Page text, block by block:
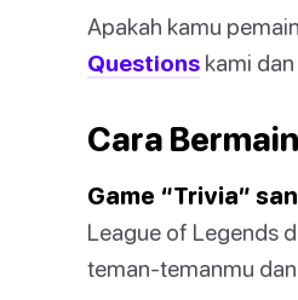
Apakah kamu
Questions kami
Cara
Game “Trivia”
League of Legends
teman-temanmu